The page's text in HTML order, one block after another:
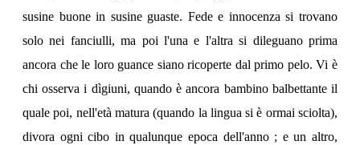
susine buone in susine guaste. Fede e innocenza si trovano
solo nei fanciulli, ma poi l'una e l'altra si dileguano prima
ancora che le loro guance siano ricoperte dal primo pelo. Vi è
chi osserva i dìgiuni, quando è ancora bambino balbettante il
quale poi, nell'età matura (quando la lingua si è ormai sciolta),
divora ogni cibo in qualunque epoca dell'anno ; e un altro,